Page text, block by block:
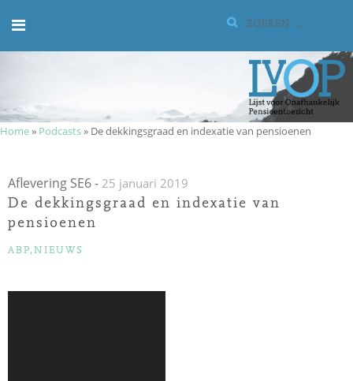
naar
de
Zoeken:
Home» Podcasts» De dekkingsgraad en indexatie van pensioenen
Aflevering SE6- 25 januari 2019
De dekkingsgraad en indexatie van
pensioenen
CATEGORIEËN
ABP, NIEUWS